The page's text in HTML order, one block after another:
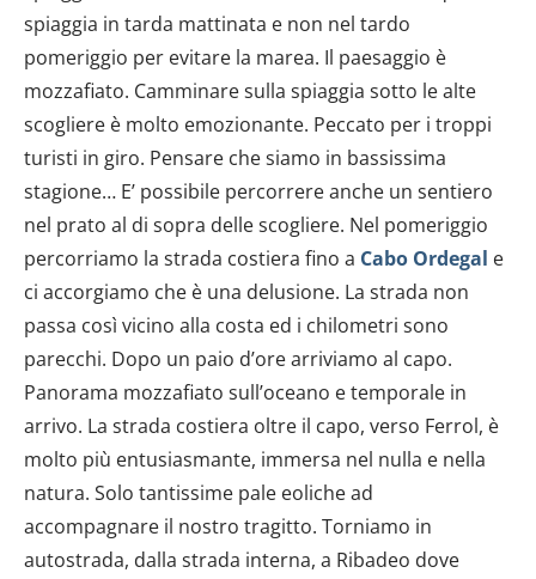
spiaggia in tarda mattinata e non nel tardo
pomeriggio per evitare la marea. Il paesaggio è
mozzafiato. Camminare sulla spiaggia sotto le alte
scogliere è molto emozionante. Peccato per i troppi
turisti in giro. Pensare che siamo in bassissima
stagione… E’ possibile percorrere anche un sentiero
nel prato al di sopra delle scogliere. Nel pomeriggio
percorriamo la strada costiera fino a Cabo Ordegal e
ci accorgiamo che è una delusione. La strada non
passa così vicino alla costa ed i chilometri sono
parecchi. Dopo un paio d’ore arriviamo al capo.
Panorama mozzafiato sull’oceano e temporale in
arrivo. La strada costiera oltre il capo, verso Ferrol, è
molto più entusiasmante, immersa nel nulla e nella
natura. Solo tantissime pale eoliche ad
accompagnare il nostro tragitto. Torniamo in
autostrada, dalla strada interna, a Ribadeo dove